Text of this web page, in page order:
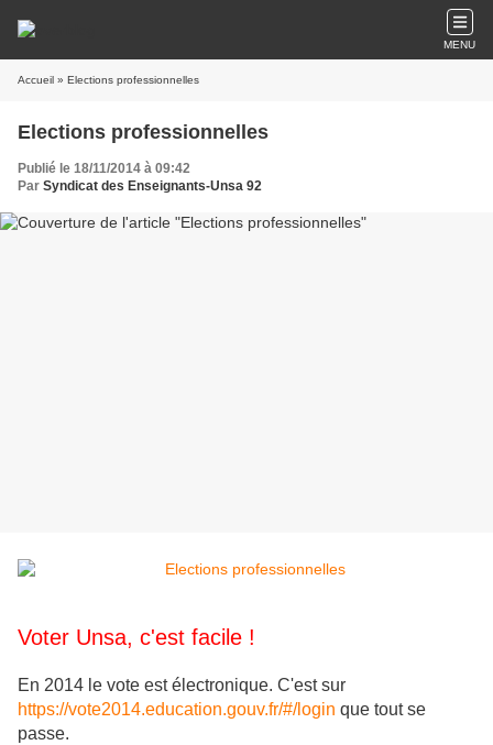
MENU
Accueil » Elections professionnelles
Elections professionnelles
Publié le 18/11/2014 à 09:42
Par Syndicat des Enseignants-Unsa 92
Voter Unsa, c'est facile !
En 2014 le vote est électronique. C'est sur
https://vote2014.education.gouv.fr/#/login que tout se
passe.